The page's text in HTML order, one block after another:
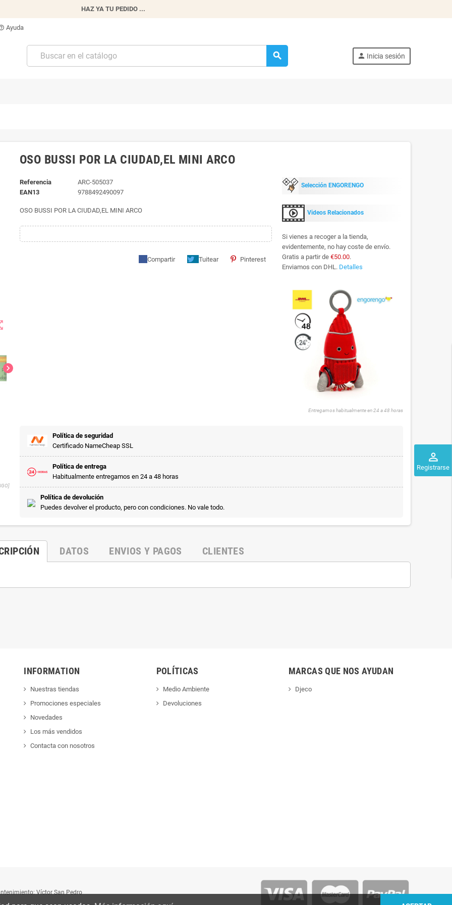
HAZ YA TU PEDIDO ...
Ayuda
search person Inicia sesión
perm_identity
Registrarse
chevron_right
OSO BUSSI POR LA CIUDAD,EL MINI ARCO
Referencia
ARC-505037
EAN13
9788492490097
OSO BUSSI POR LA CIUDAD,EL MINI ARCO
Compartir Tuitear Pinterest
Selección ENGORENGO
Videos Relacionados
Si vienes a recoger a la tienda,
evidentemente, no hay coste de envío.
Gratis a partir de €50.00.
Enviamos con DHL. Detalles
Entregamos habitualmente en 24 a 48 horas
Política de seguridad
Certificado NameCheap SSL
Política de entrega
Habitualmente entregamos en 24 a 48 horas
Política de devolución
Puedes devolver el producto, pero con condiciones. No vale todo.
DATOS ENVIOS Y PAGOS CLIENTES
INFORMATION
Nuestras tiendas
Promociones especiales
Novedades
Los más vendidos
Contacta con nosotros
POLÍTICAS
Medio Ambiente
Devoluciones
MARCAS QUE NOS AYUDAN
Djeco
Víctor San Pedro